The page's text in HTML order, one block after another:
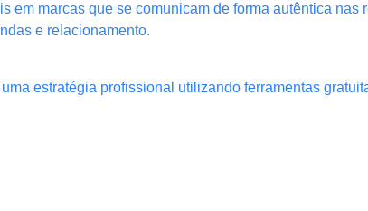
em marcas que se comunicam de forma autêntica nas
e relacionamento.
estratégia profissional utilizando ferramentas